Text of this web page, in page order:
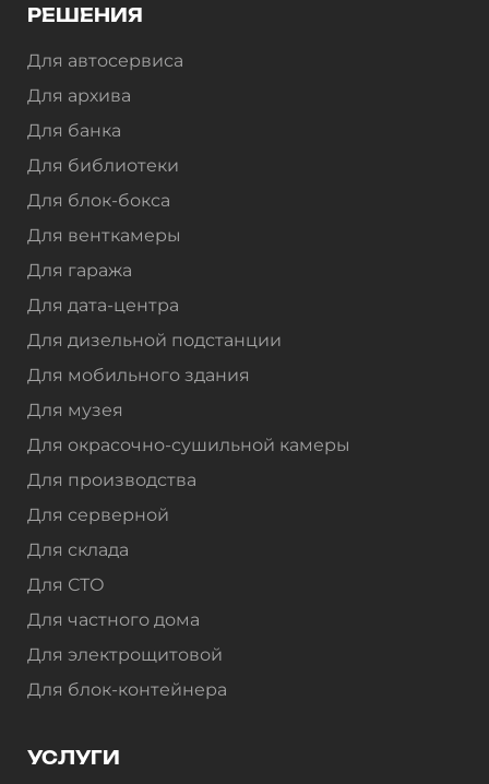
РЕШЕНИЯ
Для автосервиса
Для архива
Для банка
Для библиотеки
Для блок-бокса
Для венткамеры
Для гаража
Для дата-центра
Для дизельной подстанции
Для мобильного здания
Для музея
Для окрасочно-сушильной камеры
Для производства
Для серверной
Для склада
Для СТО
Для частного дома
Для электрощитовой
Для блок-контейнера
УСЛУГИ